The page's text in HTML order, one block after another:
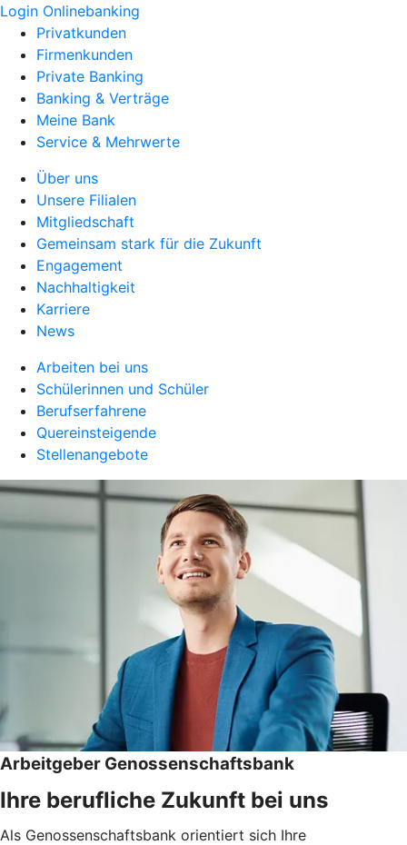
Login Onlinebanking
Privatkunden
Firmenkunden
Private Banking
Banking & Verträge
Meine Bank
Service & Mehrwerte
Über uns
Unsere Filialen
Mitgliedschaft
Gemeinsam stark für die Zukunft
Engagement
Nachhaltigkeit
Karriere
News
Arbeiten bei uns
Schülerinnen und Schüler
Berufserfahrene
Quereinsteigende
Stellenangebote
Arbeitgeber Genossenschaftsbank
Ihre berufliche Zukunft bei uns
Als Genossenschaftsbank orientiert sich Ihre